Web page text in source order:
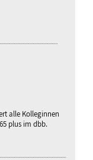
alle Kolleginnen
plus im dbb.